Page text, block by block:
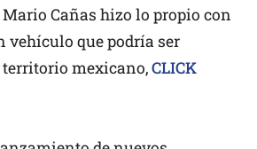
Cañas hizo lo propio con
vehículo que podría ser
mexicano,CLICK